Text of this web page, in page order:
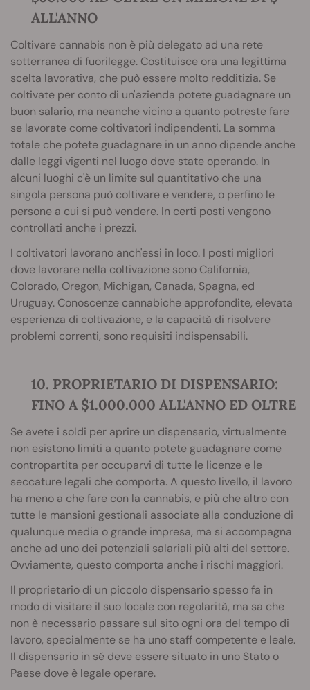
ALL'ANNO
Coltivare cannabis non è più delegato ad una rete
sotterranea di fuorilegge. Costituisce ora una legittima
scelta lavorativa, che può essere molto redditizia. Se
coltivate per conto di un'azienda potete guadagnare un
buon salario, ma neanche vicino a quanto potreste fare
se lavorate come coltivatori indipendenti. La somma
totale che potete guadagnare in un anno dipende anche
dalle leggi vigenti nel luogo dove state operando. In
alcuni luoghi c'è un limite sul quantitativo che una
singola persona può coltivare e vendere, o perfino le
persone a cui si può vendere. In certi posti vengono
controllati anche i prezzi.
I coltivatori lavorano anch'essi in loco. I posti migliori
dove lavorare nella coltivazione sono California,
Colorado, Oregon, Michigan, Canada, Spagna, ed
Uruguay. Conoscenze cannabiche approfondite, elevata
esperienza di coltivazione, e la capacità di risolvere
problemi correnti, sono requisiti indispensabili.
10. PROPRIETARIO DI DISPENSARIO:
FINO A $1.000.000 ALL'ANNO ED OLTRE
Se avete i soldi per aprire un dispensario, virtualmente
non esistono limiti a quanto potete guadagnare come
contropartita per occuparvi di tutte le licenze e le
seccature legali che comporta. A questo livello, il lavoro
ha meno a che fare con la cannabis, e più che altro con
tutte le mansioni gestionali associate alla conduzione di
qualunque media o grande impresa, ma si accompagna
anche ad uno dei potenziali salariali più alti del settore.
Ovviamente, questo comporta anche i rischi maggiori.
Il proprietario di un piccolo dispensario spesso fa in
modo di visitare il suo locale con regolarità, ma sa che
non è necessario passare sul sito ogni ora del tempo di
lavoro, specialmente se ha uno staff competente e leale.
Il dispensario in sé deve essere situato in uno Stato o
Paese dove è legale operare.